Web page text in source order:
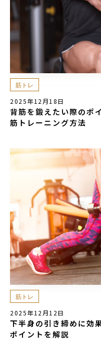
筋トレ
2025年12月18日
背筋を鍛えたい際のポ
筋トレーニング方法
筋トレ
2025年12月12日
下半身の引き締めに効
ポイントを解説